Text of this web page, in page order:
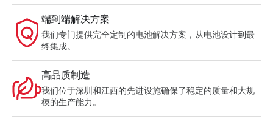
端到端解决方案
我们专门提供完全定制的电池解决方案，从电池设计到最
终集成。
高品质制造
我们位于深圳和江西的先进设施确保了稳定的质量和大规
模的生产能力。